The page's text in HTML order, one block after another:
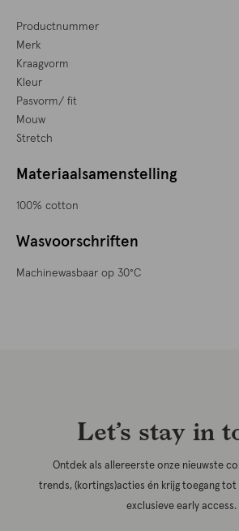
Productnummer
Merk
Kraagvorm
Kleur
Pasvorm/ fit
Mouw
Stretch
Materiaalsamenstelling
100% cotton
Wasvoorschriften
Machinewasbaar op 30°C
Let’s stay in
Ontdek als allereerste onze nieuwste
trends, (kortings)acties én krijg toegang tot
exclusieve early access.